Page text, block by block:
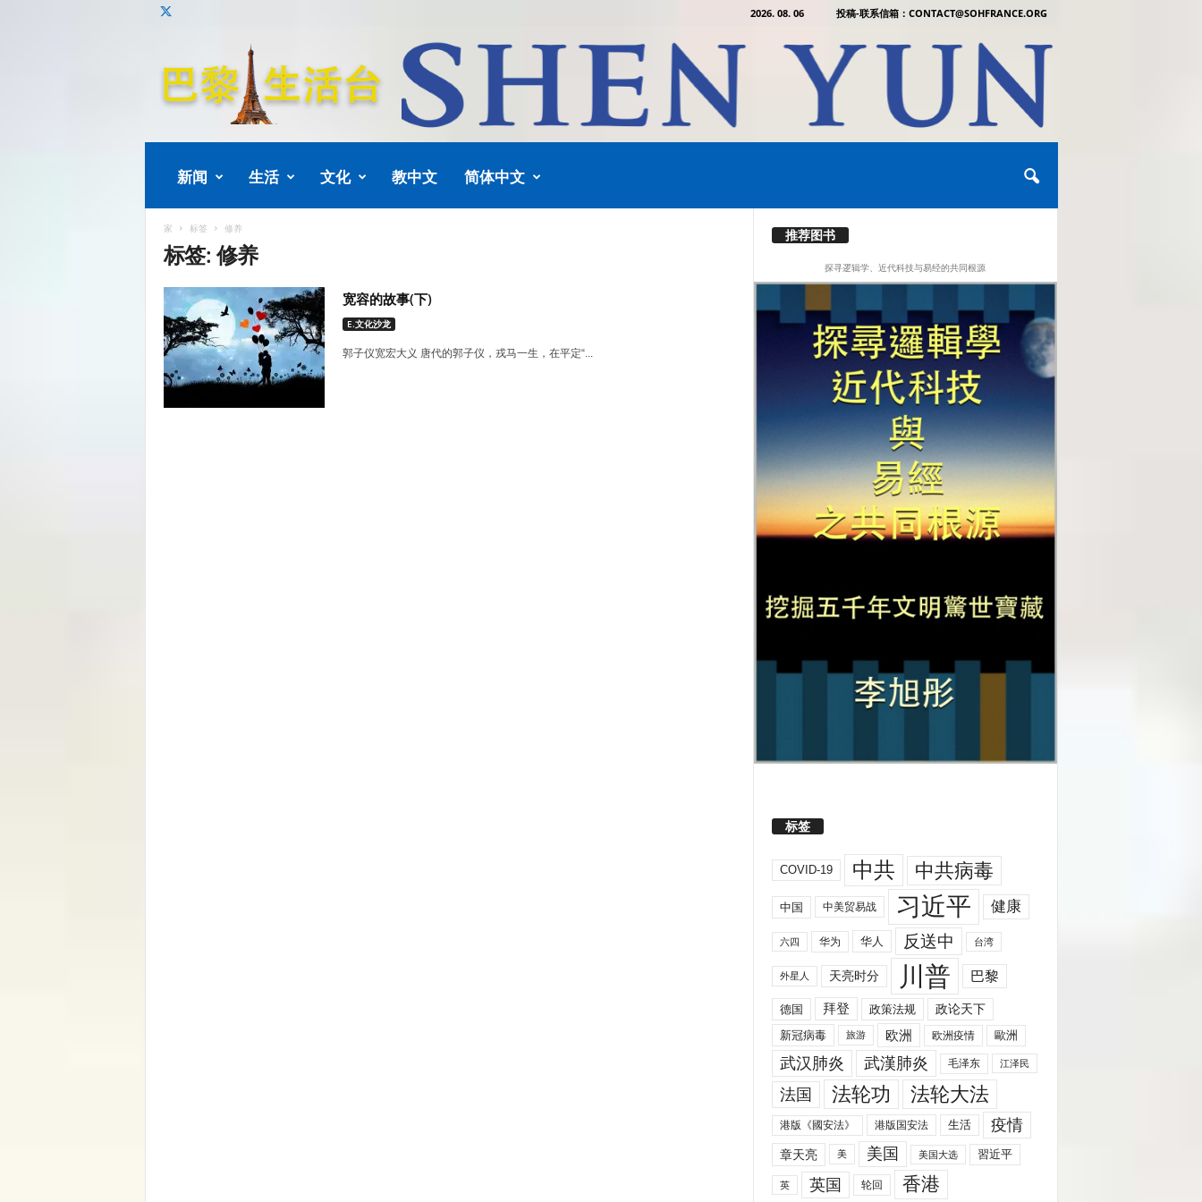
2026. 08. 06 投稿-联系信箱：CONTACT@SOHFRANCE.ORG
新闻 生活 文化 教中文 简体中文
家 标签 修养
标签: 修养
宽容的故事(下)
E.文化沙龙
郭子仪宽宏大义 唐代的郭子仪，戎马一生，在平定“...
推荐图书
探寻逻辑学、近代科技与易经的共同根源
标签
COVID-19 中共 中共病毒
中国 中美贸易战 习近平 健康
六四 华为 华人 反送中 台湾
外星人 天亮时分 川普 巴黎
德国 拜登 政策法规
政论天下
新冠病毒
旅游 欧洲 欧洲疫情 歐洲
武汉肺炎 武漢肺炎 毛泽东 江泽民
法国 法轮功 法轮大法
港版《國安法》 港版国安法 生活 疫情
章天亮 美 美国 美国大选 習近平
英 英国 轮回 香港